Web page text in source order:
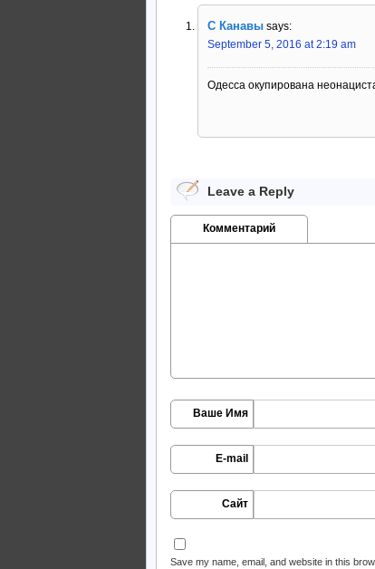
C Канавы says:
September 5, 2016 at 2:19 am
Одесса окупирована
Leave a Reply
Комментарий
Ваше Имя
E-mail
Сайт
Save my name, email, and website in this